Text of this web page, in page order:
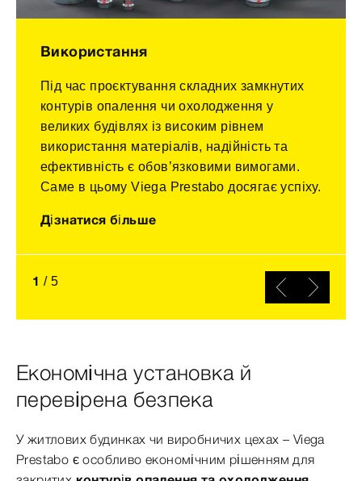
Використання
Під час проєктування складних замкнутих
контурів опалення чи охолодження у
великих будівлях із високим рівнем
використання матеріалів, надійність та
ефективність є обов’язковими вимогами.
Саме в цьому Viega Prestabo досягає успіху.
Дізнатися більше
1 / 5
Економічна установка й
перевірена безпека
У житлових будинках чи виробничих цехах – Viega
Prestabo є особливо економічним рішенням для